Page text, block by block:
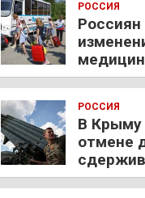
РОССИЯ
РОССИЯ
В Крыму
отмене